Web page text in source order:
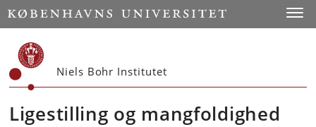
Start
Niels Bohr Institutet
Ligestilling og mangfoldighed